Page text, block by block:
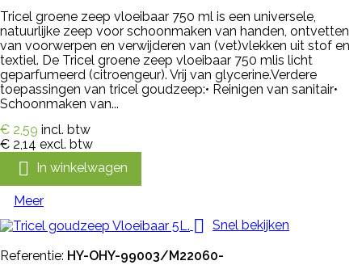
Tricel groene zeep vloeibaar 750 ml is een universele,
natuurlijke zeep voor schoonmaken van handen, ontvetten
van voorwerpen en verwijderen van (vet)vlekken uit stof en
textiel. De Tricel groene zeep vloeibaar 750 mlis licht
geparfumeerd (citroengeur). Vrij van glycerine.Verdere
toepassingen van tricel goudzeep:• Reinigen van sanitair•
Schoonmaken van...
€ 2,59 incl. btw
€ 2,14 excl. btw
 In winkelwagen
Meer
 Snel bekijken
Referentie: HY-OHY-99003/M22060-